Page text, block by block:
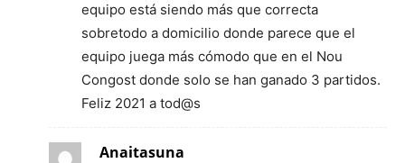
equipo está siendo más que correcta
sobretodo a domicilio donde parece que el
equipo juega más cómodo que en el Nou
Congost donde solo se han ganado 3 partidos.
Feliz 2021 a tod@s
Anaitasuna